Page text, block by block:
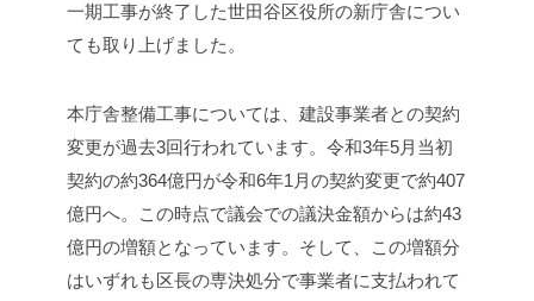
一期工事が終了した世田谷区役所の新庁舎につい
ても取り上げました。
本庁舎整備工事については、建設事業者との契約
変更が過去3回行われています。令和3年5月当初
契約の約364億円が令和6年1月の契約変更で約407
億円へ。この時点で議会での議決金額からは約43
億円の増額となっています。そして、この増額分
はいずれも区長の専決処分で事業者に支払われて